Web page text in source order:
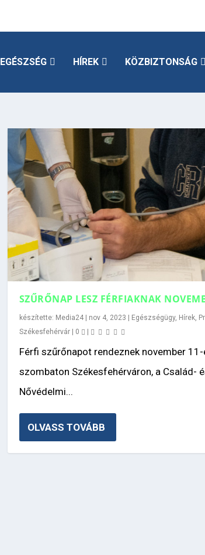
EGÉSZSÉG HÍREK KÖZBIZTONSÁG
SZŰRŐNAP LESZ FÉRFIAKNAK
készítette: Media24| nov 4, 2023 | Egészségügy, Hírek,
Székesfehérvár| 0 |
Férfi szűrőnapot rendeznek november 11-
szombaton Székesfehérváron, a Család-
Nővédelmi...
OLVASS TOVÁBB